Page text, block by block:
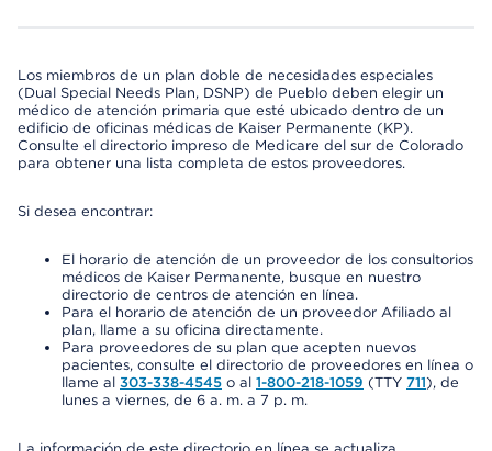
Los miembros de un plan doble de necesidades especiales
(Dual Special Needs Plan, DSNP) de Pueblo deben elegir un
médico de atención primaria que esté ubicado dentro de un
edificio de oficinas médicas de Kaiser Permanente (KP).
Consulte el directorio impreso de Medicare del sur de Colorado
para obtener una lista completa de estos proveedores.
Si desea encontrar:
El horario de atención de un proveedor de los consultorios
médicos de Kaiser Permanente, busque en nuestro
directorio de centros de atención en línea.
Para el horario de atención de un proveedor Afiliado al
plan, llame a su oficina directamente.
Para proveedores de su plan que acepten nuevos
pacientes, consulte el directorio de proveedores en línea o
llame al 303-338-4545 o al 1-800-218-1059 (TTY 711), de
lunes a viernes, de 6 a. m. a 7 p. m.